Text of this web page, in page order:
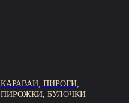
КАРАВАИ, ПИРОГИ,
ПИРОЖКИ, БУЛОЧКИ